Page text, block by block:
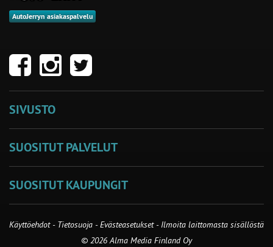
AutoJerryn asiakaspalvelu
SIVUSTO
SUOSITUT PALVELUT
SUOSITUT KAUPUNGIT
Käyttöehdot - Tietosuoja -Evästeasetukset- Ilmoita laittomasta sisällöstä
© 2026 Alma Media Finland Oy